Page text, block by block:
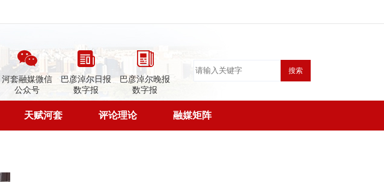
河套融媒微信
公众号
巴彦淖尔日报
数字报
巴彦淖尔晚报
数字报
搜索
天赋河套 评论理论 融媒矩阵